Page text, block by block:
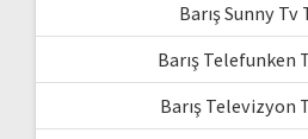
Barış Sunny Tv
Barış Telefunken
Barış Televizyon